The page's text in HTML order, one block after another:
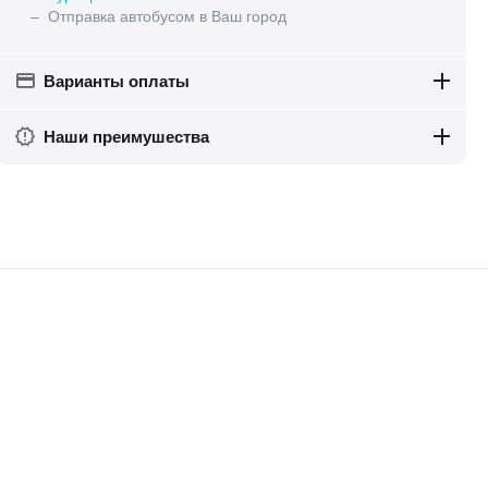
– Отправка автобусом в Ваш город
Варианты оплаты
Наши преимушества